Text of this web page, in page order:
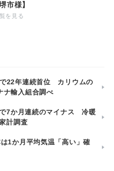
市様】
を見る
22年連続首位 カリウムの
輸入組合調べ
7か月連続のマイナス 冷暖
計調査
1か月平均気温「高い」確